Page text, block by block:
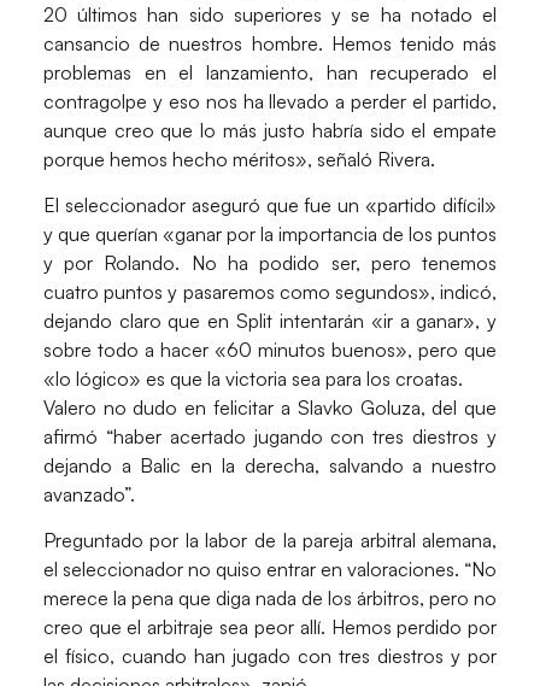
20 últimos han sido superiores y se ha notado el
cansancio de nuestros hombre. Hemos tenido más
problemas en el lanzamiento, han recuperado el
contragolpe y eso nos ha llevado a perder el partido,
aunque creo que lo más justo habría sido el empate
porque hemos hecho méritos», señaló Rivera.
El seleccionador aseguró que fue un «partido difícil»
y que querían «ganar por la importancia de los puntos
y por Rolando. No ha podido ser, pero tenemos
cuatro puntos y pasaremos como segundos», indicó,
dejando claro que en Split intentarán «ir a ganar», y
sobre todo a hacer «60 minutos buenos», pero que
«lo lógico» es que la victoria sea para los croatas.
Valero no dudo en felicitar a Slavko Goluza, del que
afirmó “haber acertado jugando con tres diestros y
dejando a Balic en la derecha, salvando a nuestro
avanzado”.
Preguntado por la labor de la pareja arbitral alemana,
el seleccionador no quiso entrar en valoraciones. “No
merece la pena que diga nada de los árbitros, pero no
creo que el arbitraje sea peor allí. Hemos perdido por
el físico, cuando han jugado con tres diestros y por